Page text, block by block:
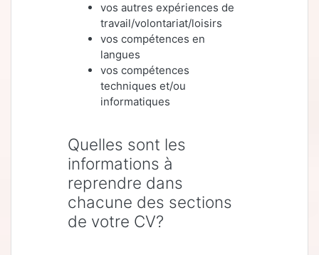
vos autres expériences de
travail/volontariat/loisirs
vos compétences en
langues
vos compétences
techniques et/ou
informatiques
Quelles sont les
informations à
reprendre dans
chacune des sections
de votre CV?